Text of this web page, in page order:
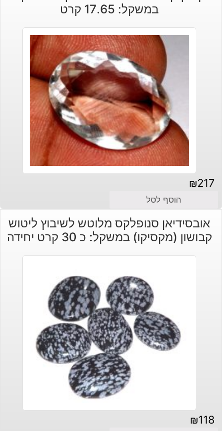
במשקל: 17.65 קרט
₪217
הוסף לסל
אובסידיאן סנופלקס מלוטש לשיבוץ ליטוש
קבושון (מקסיקו) במשקל: כ 30 קרט יחידה
₪118